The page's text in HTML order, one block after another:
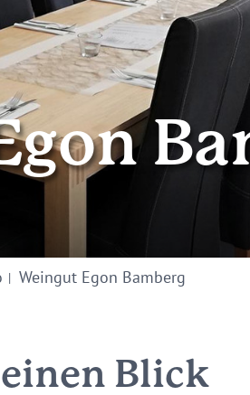
Weingut Egon Bamberg
Blick